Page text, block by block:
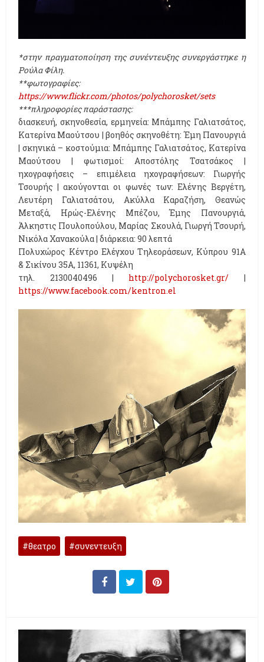
*στην πραγματοποίηση της συνέντευξης συνεργάστηκε η
Ρούλα Φίλη.
**φωτογραφίες:
https://www.flickr.com/photos/polychorosket/sets
***πληροφορίες παράστασης:
διασκευή, σκηνοθεσία, ερμηνεία: Μπάμπης Γαλιατσάτος,
Κατερίνα Μαούτσου | βοηθός σκηνοθέτη: Έμη Πανουργιά
| σκηνικά – κοστούμια: Μπάμπης Γαλιατσάτος, Κατερίνα
Μαούτσου | φωτισμοί: Αποστόλης Τσατσάκος |
ηχογραφήσεις – επιμέλεια ηχογραφήσεων: Γιωργής
Τσουρής | ακούγονται οι φωνές των: Ελένης Βεργέτη,
Λευτέρη Γαλιατσάτου, Ακύλλα Καραζήση, Θεανώς
Μεταξά, Ηρώς-Ελένης Μπέζου, Έμης Πανουργιά,
Άλκηστις Πουλοπούλου, Μαρίας Σκουλά, Γιωργή Τσουρή,
Νικόλα Χανακούλα |διάρκεια: 90 λεπτά
Πολυχώρος Κέντρο Ελέγχου Τηλεοράσεων, Κύπρου 91Α
& Σικίνου 35Α, 11361, Κυψέλη
τηλ. 2130040496 | http://polychorosket.gr/ |
https://www.facebook.com/kentron.el
θεατρο συνεντευξη